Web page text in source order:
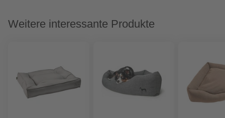
Weitere interessante Produkte